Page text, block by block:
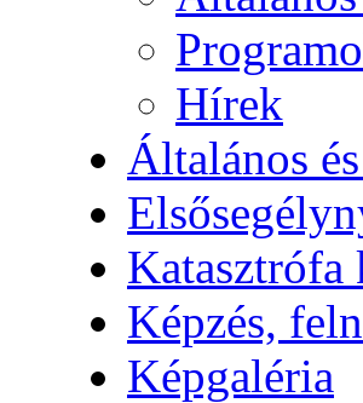
Hírek
Általános
Katasztrófa
Képzés,
Képgaléria